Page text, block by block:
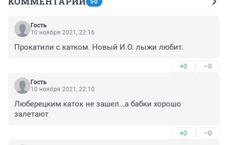
50
Гость
10 ноября 2021, 22:16
Прокатили с катком. Новый И.О. лыжи любит.
+0 –0
Гость
10 ноября 2021, 22:10
Люберецким каток не зашел..,а бабки хорошо
залетают
+0 –0